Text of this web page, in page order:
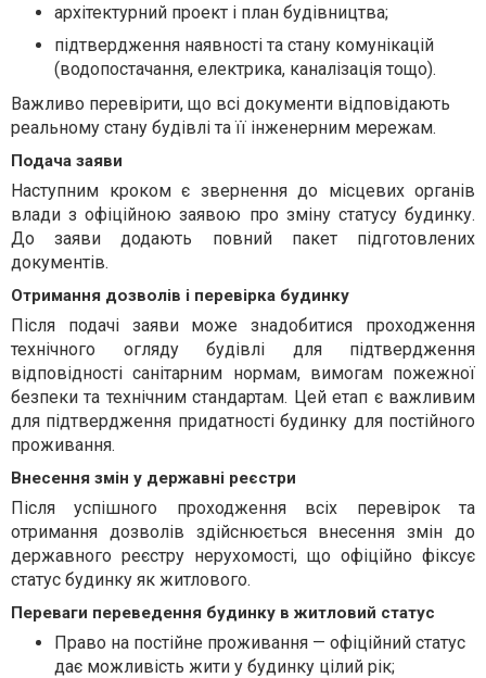
архітектурний проект і план будівництва;
підтвердження наявності та стану комунікацій
(водопостачання, електрика, каналізація тощо).
Важливо перевірити, що всі документи відповідають
реальному стану будівлі та її інженерним мережам.
Подача заяви
Наступним кроком є звернення до місцевих органів
влади з офіційною заявою про зміну статусу будинку.
До заяви додають повний пакет підготовлених
документів.
Отримання дозволів і перевірка будинку
Після подачі заяви може знадобитися проходження
технічного огляду будівлі для підтвердження
відповідності санітарним нормам, вимогам пожежної
безпеки та технічним стандартам. Цей етап є важливим
для підтвердження придатності будинку для постійного
проживання.
Внесення змін у державні реєстри
Після успішного проходження всіх перевірок та
отримання дозволів здійснюється внесення змін до
державного реєстру нерухомості, що офіційно фіксує
статус будинку як житлового.
Переваги переведення будинку в житловий статус
Право на постійне проживання — офіційний статус
дає можливість жити у будинку цілий рік;